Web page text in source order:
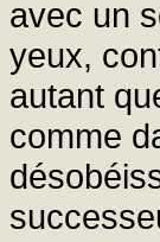
avec un
yeux,
autant
comme